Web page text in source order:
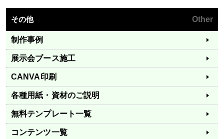
その他 Other
制作事例
展示会ブース施工
CANVA印刷
各種用紙・資材のご説明
無料テンプレート一覧
コンテンツ一覧